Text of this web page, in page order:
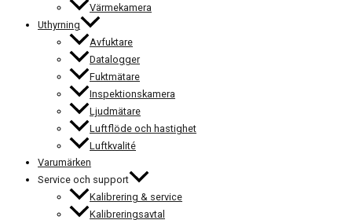
Värmekamera
Uthyrning
Avfuktare
Datalogger
Fuktmätare
Inspektionskamera
Ljudmätare
Luftflöde och hastighet
Luftkvalité
Varumärken
Service och support
Kalibrering & service
Kalibreringsavtal